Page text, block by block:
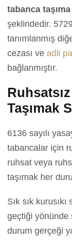
tabanca taşıma
şeklindedir.
tanımlanmış
cezası ve adli
bağlanmıştır.
Taşımak
6136 sayılı
tabancalar için
ruhsat veya
taşımak her
Sık sık
geçtiği yönünde
durum gerçeği